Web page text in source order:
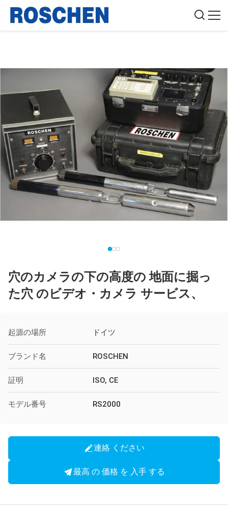
穴のカメラの下の高度の 地面に掘っ
た穴 のビデオ・カメラ サービス、
起源の場所 ドイツ
ブランド名 ROSCHEN
証明 ISO, CE
モデル番号 RS2000
連絡 ください
最高 の 価格 を 入手 する